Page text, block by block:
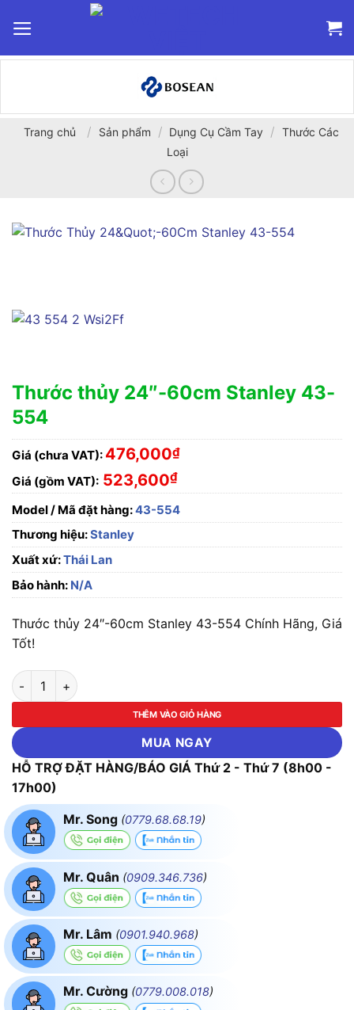
qua
Trang chủ / Sản phẩm / Dụng Cụ Cầm Tay / Thước Các
Loại
Thước thủy 24″-60cm Stanley 43-
554
Giá (chưa VAT): 476,000₫
Giá (gồm VAT): 523,600₫
Model / Mã đặt hàng:43-554
Thương hiệu:Stanley
Xuất xứ:Thái Lan
Bảo hành: N/A
Thước thủy 24″-60cm Stanley 43-554 Chính Hãng, Giá
Tốt!
Thước thủy 24"-60cm Stanley 43-554 số lượng
THÊM VÀO GIỎ HÀNG
MUA NGAY
HỖ TRỢ ĐẶT HÀNG/BÁO GIÁ Thứ 2 - Thứ 7 (8h00 -
17h00)
Mr. Song (0779.68.68.19)
Mr. Quân (0909.346.736)
Mr. Lâm (0901.940.968)
Mr. Cường (0779.008.018)